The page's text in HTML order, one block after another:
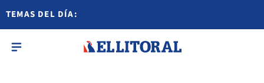
TEMAS DEL DÍA: